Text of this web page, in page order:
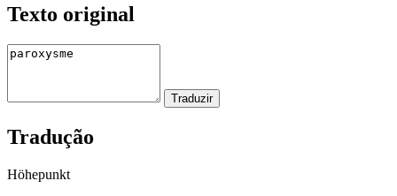
Texto original
Tradução
Höhepunkt